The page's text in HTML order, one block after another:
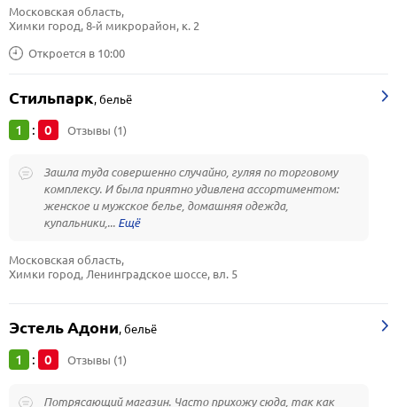
Откроется в 10:00
Московская область,
Химки город, 8-й микрорайон, к. 2
Стильпарк,бельё
1 : 0 Отзывы (1)
Зашла туда совершенно случайно, гуляя по торговому
комплексу. И была приятно удивлена ассортиментом:
женское и мужское белье, домашняя одежда,
купальники,...
Московская область,
Химки город, Ленинградское шоссе, вл. 5
Эстель Адони,бельё
1 : 0 Отзывы (1)
Потрясающий магазин. Часто прихожу сюда, так как